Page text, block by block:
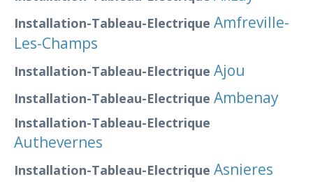
Installation-Tableau-Electrique Amfreville-
Les-Champs
Installation-Tableau-Electrique Ajou
Installation-Tableau-Electrique Ambenay
Installation-Tableau-Electrique
Authevernes
Installation-Tableau-Electrique Asnieres